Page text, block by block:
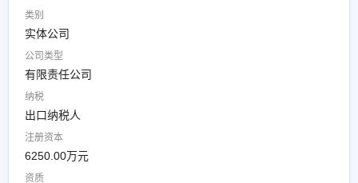
类别
实体公司
公司类型
有限责任公司
纳税
出口纳税人
注册资本
6250.00万元
资质